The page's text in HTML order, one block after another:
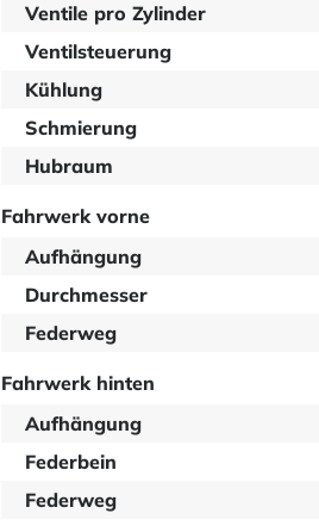
Ventile pro Zylinder
Ventilsteuerung
Kühlung
Schmierung
Hubraum
Fahrwerk vorne
Aufhängung
Durchmesser
Federweg
Fahrwerk hinten
Aufhängung
Federbein
Federweg